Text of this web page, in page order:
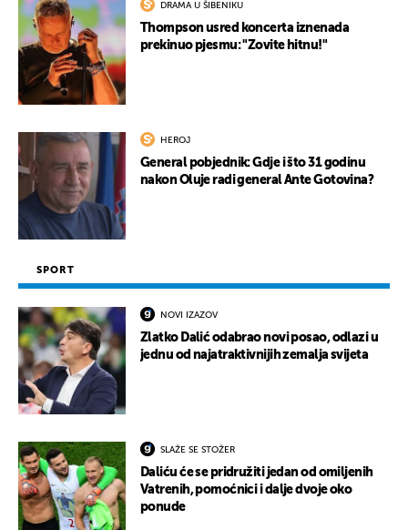
DRAMA U ŠIBENIKU
Thompson usred koncerta iznenada
prekinuo pjesmu: "Zovite hitnu!"
HEROJ
General pobjednik: Gdje i što 31 godinu
nakon Oluje radi general Ante Gotovina?
SPORT
NOVI IZAZOV
Zlatko Dalić odabrao novi posao, odlazi u
jednu od najatraktivnijih zemalja svijeta
SLAŽE SE STOŽER
Daliću će se pridružiti jedan od omiljenih
Vatrenih, pomoćnici i dalje dvoje oko
ponude